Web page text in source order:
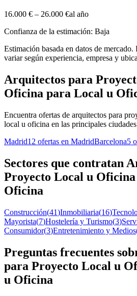
16.000 € – 26.000 €al año
Confianza de la estimación: Baja
Estimación basada en datos de mercado.
variar según experiencia, empresa y
Arquitectos para
Oficina para Local u
Encuentra ofertas de arquitectos para
local u oficina en las principales
Madrid12 ofertas en MadridBarcelona5
Sectores que contratan
Proyecto Local u
Oficina
Construcción(41)Inmobiliaria(16)
Mayorista(7)Hostelería y Turismo(3)
Consumidor(3)Entretenimiento y Medios
Preguntas frecuentes
para Proyecto Local u
u Oficina